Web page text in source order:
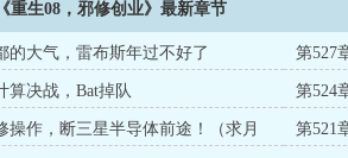
已有万字+的完本大精品，人品质量有保证！
《重生08，邪修创业》最新章节
的大气，雷布斯年过不好了 第527
算决战，Bat掉队 第524
操作，断三星半导体前途！（求月
第521